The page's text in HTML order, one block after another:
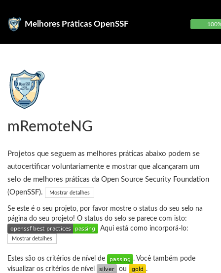
Melhores Práticas OpenSSF
mRemoteNG
Projetos que seguem as melhores práticas abaixo podem se
autocertificar voluntariamente e mostrar que alcançaram um
selo de melhores práticas da Open Source Security Foundation
(OpenSSF).
Mostrar detalhes
Se este é o seu projeto, por favor mostre o status do seu selo na
página do seu projeto! O status do selo se parece com isto:
Aqui está como incorporá-lo:
Mostrar detalhes
Estes são os critérios de nível de
. Você também pode
visualizar os critérios de nível
ou .